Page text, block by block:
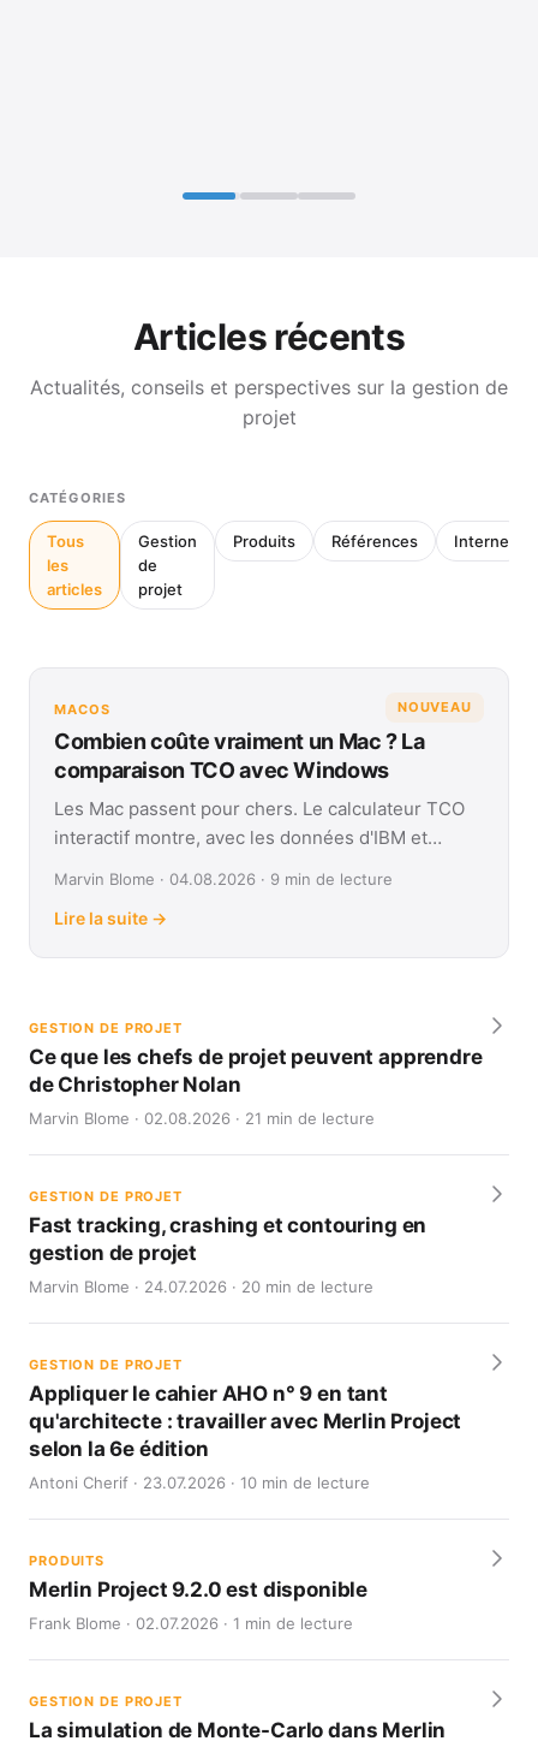
Articles récents
Actualités, conseils et perspectives sur la gestion de
projet
CATÉGORIES
Tous
les
articles
Gestion
de
projet
Produits Références Interne
NOUVEAU
MACOS
Combien coûte vraiment un Mac ? La
comparaison TCO avec Windows
Les Mac passent pour chers. Le calculateur TCO
interactif montre, avec les données d'IBM et
Marvin Blome · 04.08.2026 · 9 min de lecture
Lire la suite →
GESTION DE PROJET
Ce que les chefs de projet peuvent apprendre
de Christopher Nolan
Marvin Blome · 02.08.2026 · 21 min de lecture
GESTION DE PROJET
Fast tracking, crashing et contouring en
gestion de projet
Marvin Blome · 24.07.2026 · 20 min de lecture
GESTION DE PROJET
Appliquer le cahier AHO n° 9 en tant
qu'architecte : travailler avec Merlin Project
selon la 6e édition
Antoni Cherif · 23.07.2026 · 10 min de lecture
PRODUITS
Merlin Project 9.2.0 est disponible
Frank Blome · 02.07.2026 · 1 min de lecture
GESTION DE PROJET
La simulation de Monte-Carlo dans Merlin